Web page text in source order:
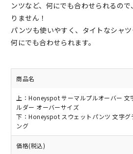
ンツなど、何にでも合わせられるの
りません！
パンツも使いやすく、タイトなシャツ
何にでも合わせられます。
商品名
上：Honeyspot サーマルプルオーバー 文
ルダー オーバーサイズ
下：Honeyspot スウェットパンツ 文字グ
ング
価格(税込)